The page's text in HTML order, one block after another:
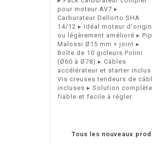
AV7
pour moteur AV7 ▸
Carburateur Dellorto SHA
14/12 ▸ Idéal moteur
ou légèrement amélioré ▸
Malossi Ø15 mm + joint ▸
Boîte de 10 gicleurs Polini
(Ø60 à Ø78) ▸ Câbles
accélérateur et starter inclus
Vis creuses tendeurs de
incluses ▸ Solution
fiable et facile à régler
Tous les nouveaux